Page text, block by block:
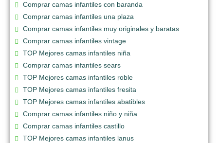
Comprar camas infantiles con baranda
Comprar camas infantiles una plaza
Comprar camas infantiles muy originales y baratas
Comprar camas infantiles vintage
TOP Mejores camas infantiles niña
Comprar camas infantiles sears
TOP Mejores camas infantiles roble
TOP Mejores camas infantiles fresita
TOP Mejores camas infantiles abatibles
Comprar camas infantiles niño y niña
Comprar camas infantiles castillo
TOP Mejores camas infantiles lanus